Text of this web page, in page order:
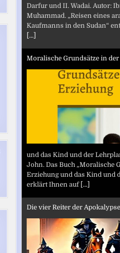
Darfur und II. Wadai. Autor:
Muhammad. „Reisen eines
Kaufmanns in den Sudan“
[...]
Moralische Grundsätze in
und das Kind und der
John. Das Buch „Moralische
Erziehung und das Kind und
erklärt Ihnen auf [...]
Die vier Reiter der Apokalypse